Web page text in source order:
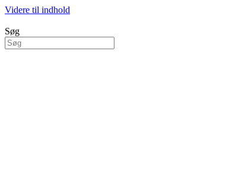
Videre til indhold
Søg